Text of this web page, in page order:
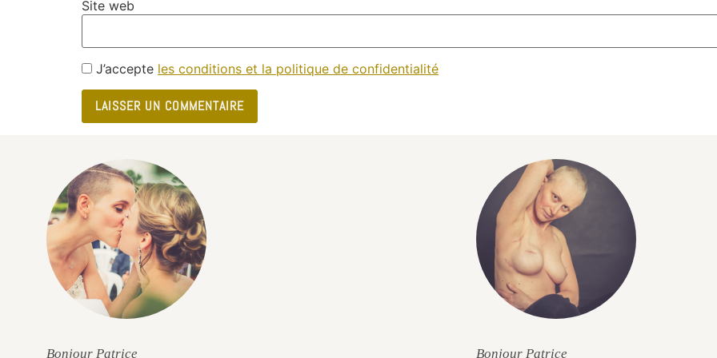
Site web
J’accepte les conditions et la politique de confidentialité
Bonjour Patrice Bonjour Patrice